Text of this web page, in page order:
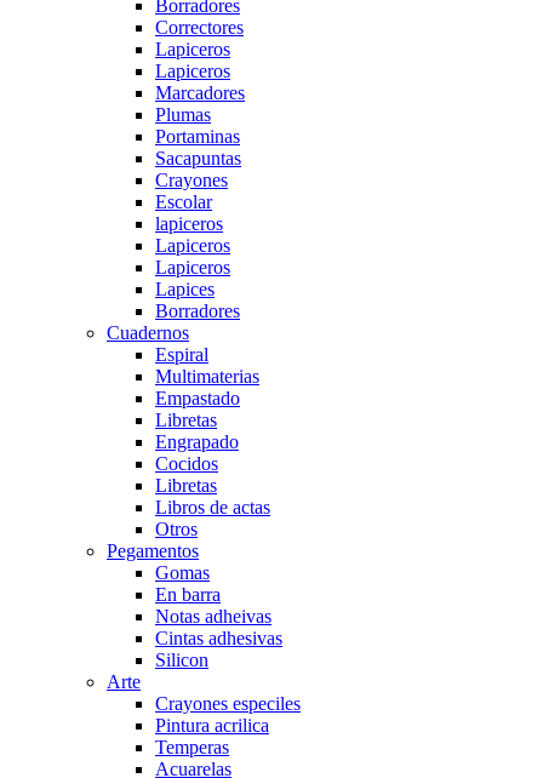
Borradores
Correctores
Lapiceros
Lapiceros
Marcadores
Plumas
Portaminas
Sacapuntas
Crayones
Escolar
lapiceros
Lapiceros
Lapiceros
Lapices
Borradores
Cuadernos
Espiral
Multimaterias
Empastado
Libretas
Engrapado
Cocidos
Libretas
Libros de actas
Otros
Pegamentos
Gomas
En barra
Notas adheivas
Cintas adhesivas
Silicon
Arte
Crayones especiles
Pintura acrilica
Temperas
Acuarelas